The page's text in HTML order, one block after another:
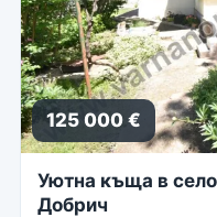
125 000 €
Уютна къща в
Добрич